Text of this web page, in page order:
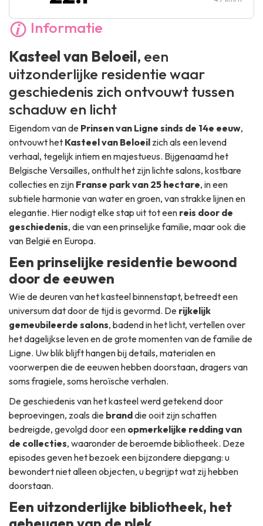
Informatie
Kasteel van Beloeil, een
uitzonderlijke residentie waar
geschiedenis zich ontvouwt tussen
schaduw en licht
Eigendom van de Prinsen van Ligne sinds de 14e eeuw,
ontvouwt het Kasteel van Beloeil zich als een levend
verhaal, tegelijk intiem en majestueus. Bijgenaamd het
Belgische Versailles, onthult het zijn lichte salons, kostbare
collecties en zijn Franse park van 25 hectare, in een
subtiele harmonie van water en groen, van strakke lijnen en
elegantie. Hier nodigt elke stap uit tot een reis door de
geschiedenis, die van een prinselijke familie, maar ook die
van België en Europa.
Een prinselijke residentie bewoond
door de eeuwen
Wie de deuren van het kasteel binnenstapt, betreedt een
universum dat door de tijd is gevormd. De rijkelijk
gemeubileerde salons, badend in het licht, vertellen over
het dagelijkse leven en de grote momenten van de familie de
Ligne. Uw blik blijft hangen bij details, materialen en
voorwerpen die de eeuwen hebben doorstaan, dragers van
soms fragiele, soms heroïsche verhalen.
De geschiedenis van het kasteel werd getekend door
beproevingen, zoals die branddie ooit zijn schatten
bedreigde, gevolgd door een opmerkelijke redding van
de collecties, waaronder de beroemde bibliotheek. Deze
episodes geven het bezoek een bijzondere diepgang: u
bewondert niet alleen objecten, u begrijpt wat zij hebben
doorstaan.
Een uitzonderlijke bibliotheek, het